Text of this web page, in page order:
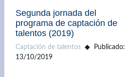
Segunda jornada del
programa de captación de
talentos (2019)
Captación de talentos
Publicado:
13/10/2019